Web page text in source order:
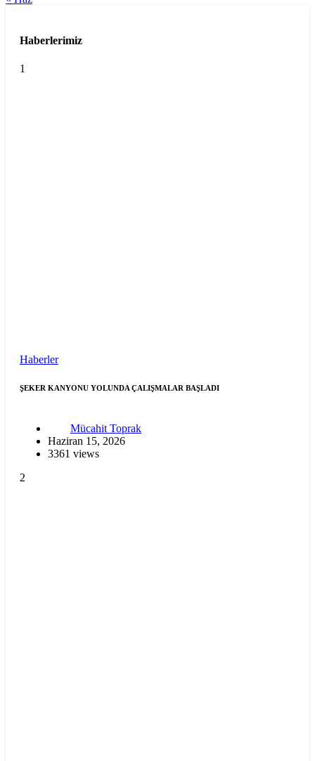
Haberlerimiz
1
Haberler
ŞEKER KANYONU YOLUNDA ÇALIŞMALAR BAŞLADI
Mücahit Toprak
Haziran 15, 2026
3361 views
2